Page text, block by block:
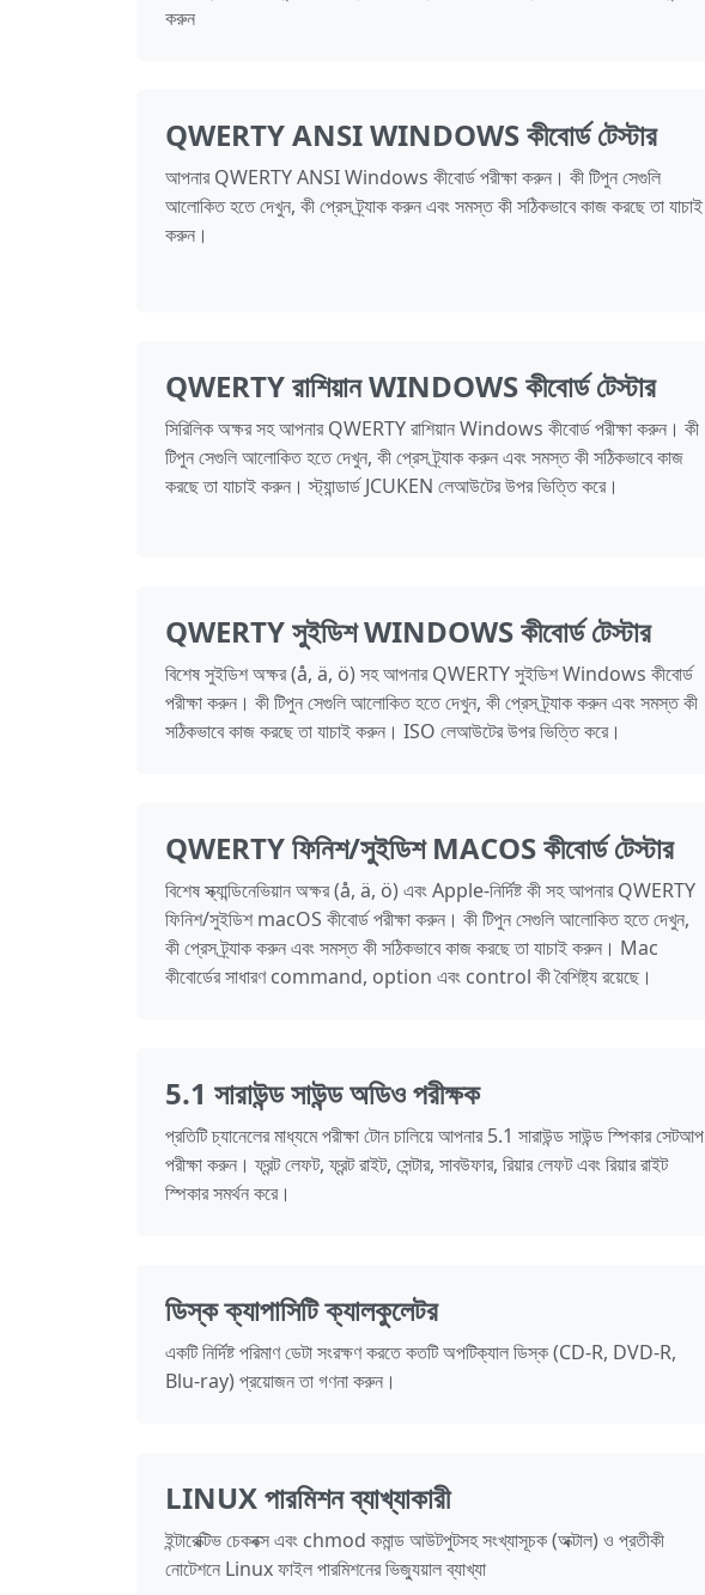
করুন
QWERTY ANSI WINDOWS কীবোর্ড টেস্টার
আপনার QWERTY ANSI Windows কীবোর্ড পরীক্ষা করুন। কী টিপুন সেগুলি
আলোকিত হতে দেখুন, কী প্রেস ট্র্যাক করুন এবং সমস্ত কী সঠিকভাবে কাজ করছে তা যাচাই
করুন।
QWERTY রাশিয়ান WINDOWS কীবোর্ড টেস্টার
সিরিলিক অক্ষর সহ আপনার QWERTY রাশিয়ান Windows কীবোর্ড পরীক্ষা করুন। কী
টিপুন সেগুলি আলোকিত হতে দেখুন, কী প্রেস ট্র্যাক করুন এবং সমস্ত কী সঠিকভাবে কাজ
করছে তা যাচাই করুন। স্ট্যান্ডার্ড JCUKEN লেআউটের উপর ভিত্তি করে।
QWERTY সুইডিশ WINDOWS কীবোর্ড টেস্টার
বিশেষ সুইডিশ অক্ষর (å, ä, ö) সহ আপনার QWERTY সুইডিশ Windows কীবোর্ড
পরীক্ষা করুন। কী টিপুন সেগুলি আলোকিত হতে দেখুন, কী প্রেস ট্র্যাক করুন এবং সমস্ত কী
সঠিকভাবে কাজ করছে তা যাচাই করুন। ISO লেআউটের উপর ভিত্তি করে।
QWERTY ফিনিশ/সুইডিশ MACOS কীবোর্ড টেস্টার
বিশেষ স্ক্যান্ডিনেভিয়ান অক্ষর (å, ä, ö) এবং Apple-নির্দিষ্ট কী সহ আপনার QWERTY
ফিনিশ/সুইডিশ macOS কীবোর্ড পরীক্ষা করুন। কী টিপুন সেগুলি আলোকিত হতে দেখুন,
কী প্রেস ট্র্যাক করুন এবং সমস্ত কী সঠিকভাবে কাজ করছে তা যাচাই করুন। Mac
কীবোর্ডের সাধারণ command, option এবং control কী বৈশিষ্ট্য রয়েছে।
5.1 সারাউন্ড সাউন্ড অডিও পরীক্ষক
প্রতিটি চ্যানেলের মাধ্যমে পরীক্ষা টোন চালিয়ে আপনার 5.1 সারাউন্ড সাউন্ড স্পিকার সেটআপ
পরীক্ষা করুন। ফ্রন্ট লেফট, ফ্রন্ট রাইট, সেন্টার, সাবউফার, রিয়ার লেফট এবং রিয়ার রাইট
স্পিকার সমর্থন করে।
ডিস্ক ক্যাপাসিটি ক্যালকুলেটর
একটি নির্দিষ্ট পরিমাণ ডেটা সংরক্ষণ করতে কতটি অপটিক্যাল ডিস্ক (CD-R, DVD-R,
Blu-ray) প্রয়োজন তা গণনা করুন।
LINUX পারমিশন ব্যাখ্যাকারী
ইন্টারেক্টিভ চেকবক্স এবং chmod কমান্ড আউটপুটসহ সংখ্যাসূচক (অক্টাল) ও প্রতীকী
নোটেশনে Linux ফাইল পারমিশনের ভিজ্যুয়াল ব্যাখ্যা